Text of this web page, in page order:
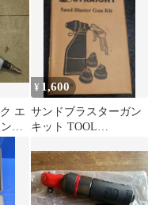
エ
チ
¥ 1,600
サンドブラスターガン
キット TOOL